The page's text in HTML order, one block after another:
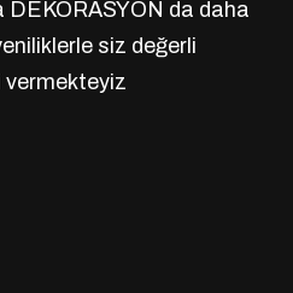
da daha
siz değerli